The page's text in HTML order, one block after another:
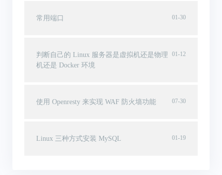
01-30
常用端口
01-12
判断自己的 Linux 服务器是虚拟机还是物理
机还是 Docker 环境
07-30
使用 Openresty 来实现 WAF 防火墙功能
01-19
Linux 三种方式安装 MySQL